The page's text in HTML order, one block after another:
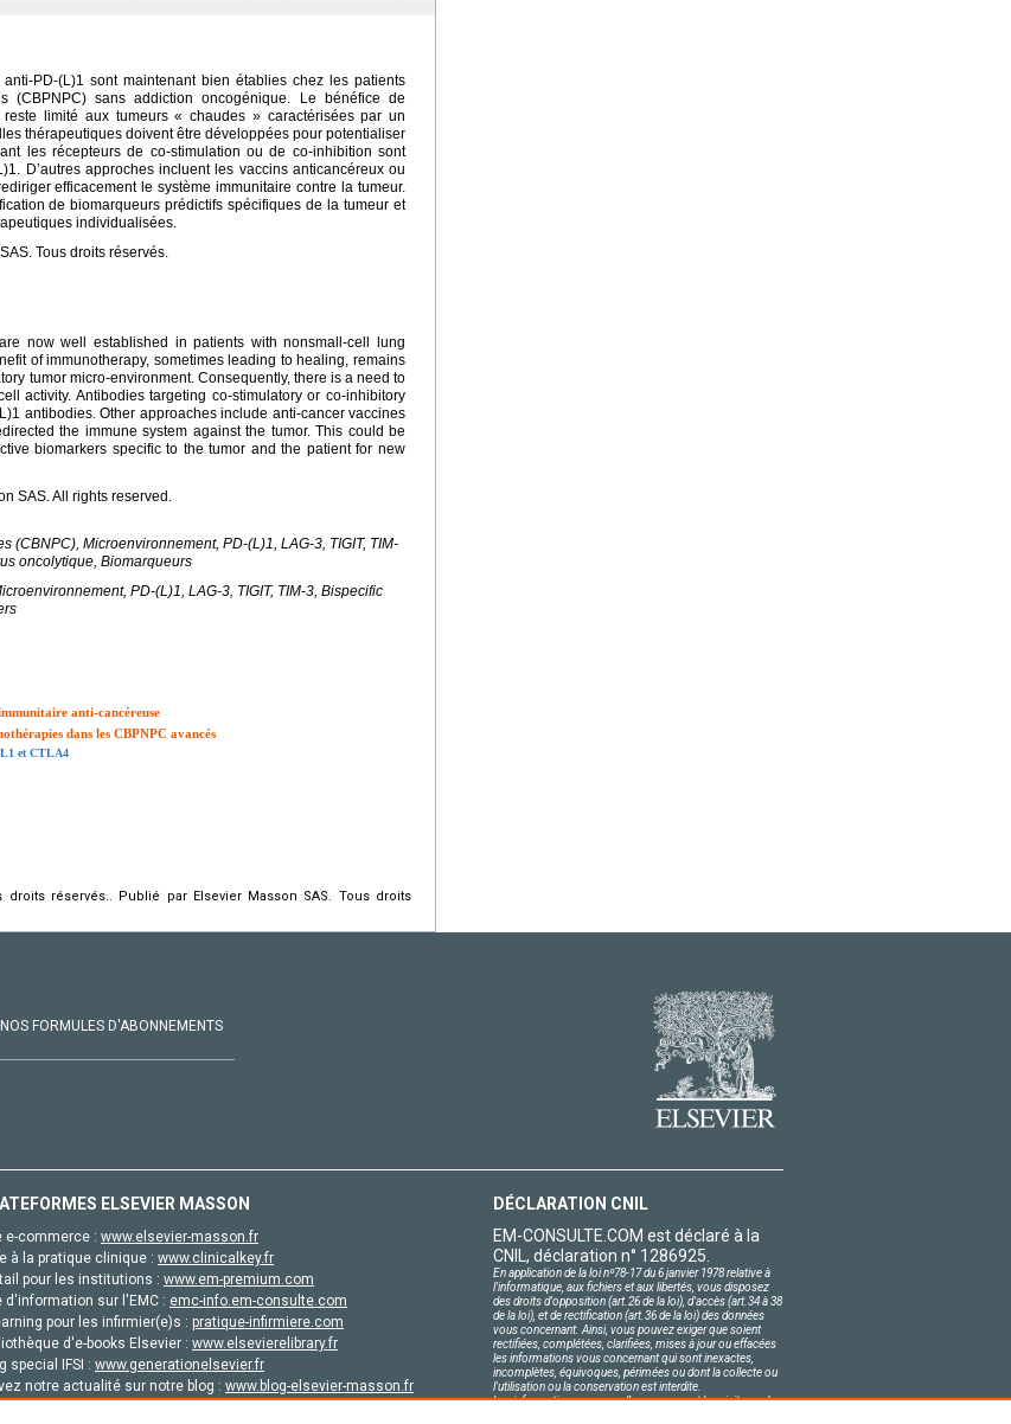
PD-(L)1 sont maintenant bien établies chez les patients
sans addiction oncogénique. Le bénéfice de
reste limité aux tumeurs « chaudes » caractérisées par un
thérapeutiques doivent être développées pour potentialiser
les récepteurs de co-stimulation ou de co-inhibition sont
D’autres approches incluent les vaccins anticancéreux ou
efficacement le système immunitaire contre la tumeur.
de biomarqueurs prédictifs spécifiques de la tumeur et
individualisées.
Tous droits réservés.
now well established in patients with nonsmall-cell lung
of immunotherapy, sometimes leading to healing, remains
tumor micro-environment. Consequently, there is a need to
activity. Antibodies targeting co-stimulatory or co-inhibitory
antibodies. Other approaches include anti-cancer vaccines
the immune system against the tumor. This could be
biomarkers specific to the tumor and the patient for new
SAS. All rights reserved.
(CBNPC), Microenvironnement, PD-(L)1, LAG-3, TIGIT, TIM-
oncolytique, Biomarqueurs
PD-(L)1, LAG-3, TIGIT, TIM-3, Bispecific
anti-cancéreuse
dans les CBPNPC avancés
L1 et CTLA4
réservés.. Publié par Elsevier Masson SAS. Tous droits
NOS FORMULES D'ABONNEMENTS
ELSEVIER MASSON
e-commerce : www.elsevier-masson.fr
à la pratique clinique : www.clinicalkey.fr
pour les institutions : www.em-premium.com
d'information sur l'EMC : emc-info.em-consulte.com
pour les infirmier(e)s : pratique-infirmiere.com
d'e-books Elsevier : www.elsevierelibrary.fr
special IFSI : www.generationelsevier.fr
notre actualité sur notre blog : www.blog-elsevier-masson.fr
DÉCLARATION CNIL
EM-CONSULTE.COM est déclaré à la
CNIL, déclaration n° 1286925.
En application de la loi nº78-17 du 6 janvier 1978 relative à
l'informatique, aux fichiers et aux libertés, vous disposez
des droits d'opposition (art.26 de la loi), d'accès (art.34 à 38
de la loi), et de rectification (art.36 de la loi) des données
vous concernant. Ainsi, vous pouvez exiger que soient
rectifiées, complétées, clarifiées, mises à jour ou effacées
les informations vous concernant qui sont inexactes,
incomplètes, équivoques, périmées ou dont la collecte ou
l'utilisation ou la conservation est interdite.
Les informations personnelles concernant les visiteurs de